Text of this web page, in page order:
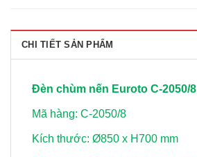
CHI TIẾT SẢN PHẨM
Đèn chùm nến Euroto C-2050/8
Mã hàng: C-2050/8
Kích thước: Ø850 x H700 mm